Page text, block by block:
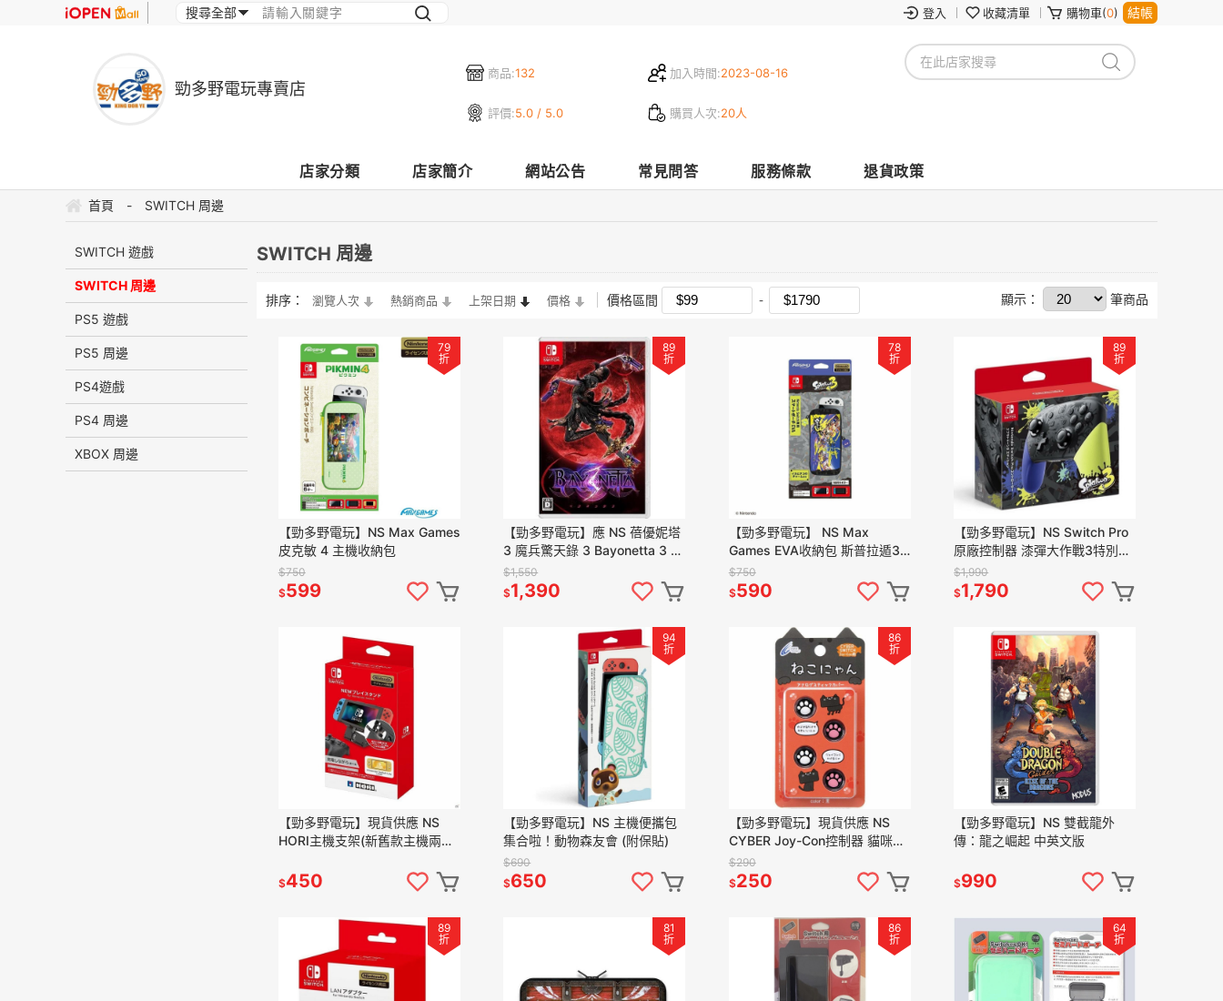
登入 收藏清單 購物車(0) 結帳
商品:132 加入時間:2023-08-16
評價:5.0 / 5.0 購買人次:20人
勁多野電玩專賣店
店家分類 店家簡介 網站公告 常見問答 服務條款 退貨政策
首頁 - SWITCH 周邊
SWITCH 遊戲
SWITCH 周邊
PS5 遊戲
PS5 周邊
PS4遊戲
PS4 周邊
XBOX 周邊
SWITCH 周邊
排序： 瀏覽人次 熱銷商品 上架日期 價格 價格區間 顯示： 筆商品
79
折
【勁多野電玩】NS Max Games
皮克敏 4 主機收納包
$750
$599
89
折
【勁多野電玩】應 NS 蓓優妮塔
3 魔兵驚天錄 3 Bayonetta 3 中
文普通版
$1,550
$1,390
78
折
【勁多野電玩】 NS Max
Games EVA收納包 斯普拉遁3
漆彈大作戰3式樣 A款
$750
$590
89
折
【勁多野電玩】NS Switch Pro
原廠控制器 漆彈大作戰3特別版
(台灣公司貨)
$1,990
$1,790
【勁多野電玩】現貨供應 NS
HORI主機支架(新舊款主機兩對
$450
94
折
【勁多野電玩】NS 主機便攜包
集合啦！動物森友會 (附保貼)
$690
$650
86
折
【勁多野電玩】現貨供應 NS
CYBER Joy-Con控制器 貓咪類
$290
$250
【勁多野電玩】NS 雙截龍外
傳：龍之崛起 中英文版
$990
89
折
81
折
86
折
64
折